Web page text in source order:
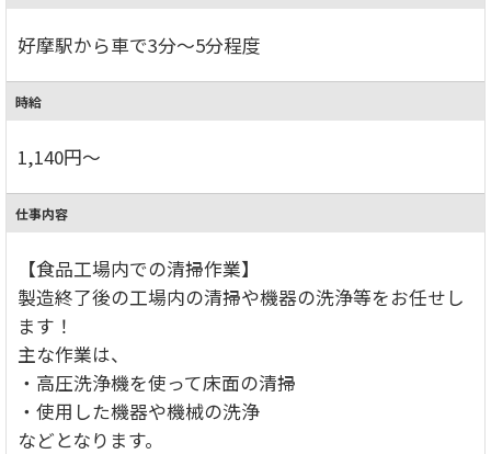
好摩駅から車で3分～5分程度
時給
1,140円～
仕事内容
【食品工場内での清掃作業】
製造終了後の工場内の清掃や機器の洗浄等をお任せし
ます！
主な作業は、
・高圧洗浄機を使って床面の清掃
・使用した機器や機械の洗浄
などとなります。